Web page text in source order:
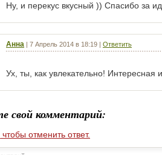
Ну, и перекус вкусный )) Спасибо за
Анна | 7 Апрель 2014 в 18:19 | Ответить
Ух, ты, как увлекательно!
свой комментарий:
отменить ответ.